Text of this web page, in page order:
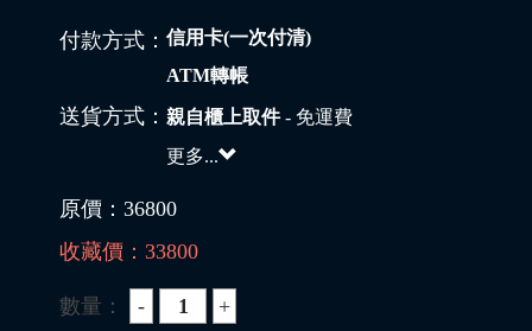
付款方式： 信用卡(一次付清)
ATM轉帳
送貨方式： 親自櫃上取件- 免運費
更多...
原價： 36800
收藏價： 33800
數量：